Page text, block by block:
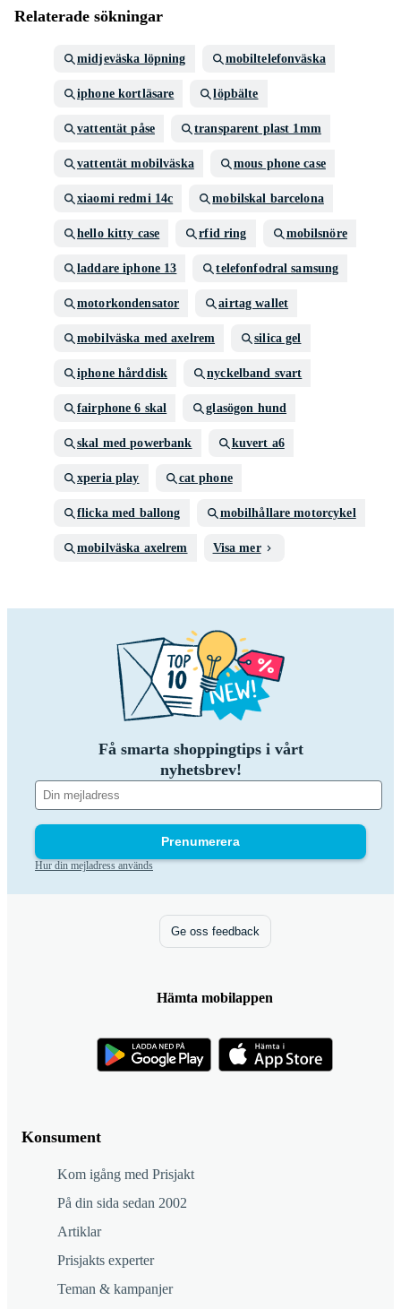
Relaterade sökningar
midjeväska löpning mobiltelefonväska
iphone kortläsare löpbälte
vattentät påse transparent plast 1mm
vattentät mobilväska mous phone case
xiaomi redmi 14c mobilskal barcelona
hello kitty case rfid ring mobilsnöre
laddare iphone 13 telefonfodral samsung
motorkondensator airtag wallet
mobilväska med axelrem silica gel
iphone hårddisk nyckelband svart
fairphone 6 skal glasögon hund
skal med powerbank kuvert a6
xperia play cat phone
flicka med ballong mobilhållare motorcykel
mobilväska axelrem Visa mer
Få smarta shoppingtips i vårt
nyhetsbrev!
Prenumerera
Hur din mejladress används
Konsument
Kom igång med Prisjakt
På din sida sedan 2002
Artiklar
Prisjakts experter
Teman & kampanjer
Ge oss feedback
Hämta mobilappen